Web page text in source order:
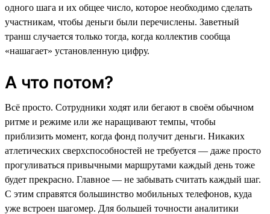
одного шага и их общее число, которое необходимо сделать
участникам, чтобы деньги были перечислены. Заветный
транш случается только тогда, когда коллектив сообща
«нашагает» установленную цифру.
А что потом?
Всё просто. Сотрудники ходят или бегают в своём обычном
ритме и режиме или же наращивают темпы, чтобы
приблизить момент, когда фонд получит деньги. Никаких
атлетических сверхспособностей не требуется — даже просто
прогуливаться привычными маршрутами каждый день тоже
будет прекрасно. Главное — не забывать считать каждый шаг.
С этим справятся большинство мобильных телефонов, куда
уже встроен шагомер. Для большей точности аналитики